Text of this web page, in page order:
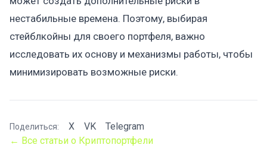
нестабильные времена. Поэтому, выбирая
стейблкойны для своего портфеля, важно
исследовать их основу и механизмы работы, чтобы
минимизировать возможные риски.
Поделиться: X VK
Telegram
← Все статьи о Криптопортфели